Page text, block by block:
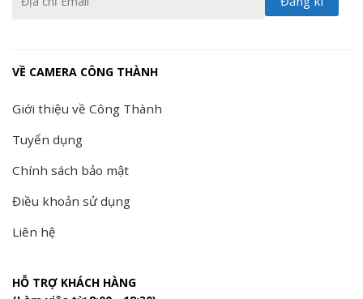
VỀ CAMERA CÔNG THÀNH
Giới thiệu về Công Thành
Tuyển dụng
Chính sách bảo mật
Điều khoản sử dụng
Liên hệ
HỖ TRỢ KHÁCH HÀNG